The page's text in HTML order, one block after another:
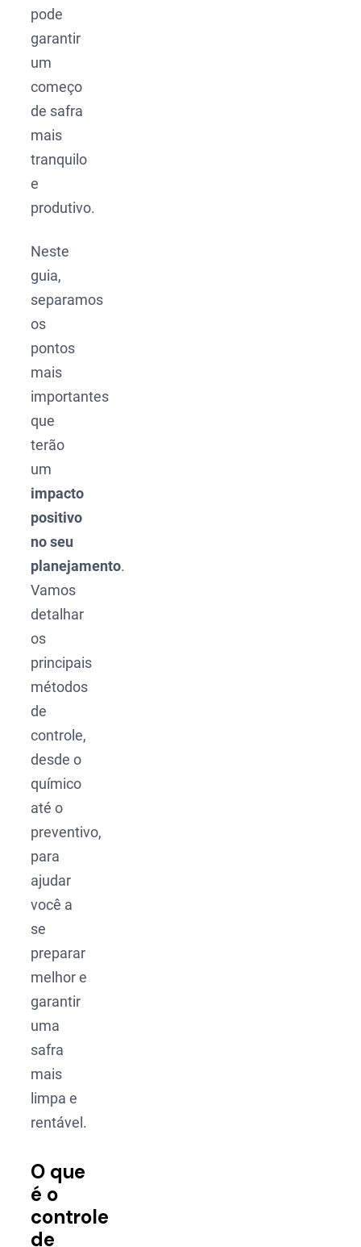
pode
garantir
um
começo
de safra
mais
tranquilo
e
produtivo.
Neste
guia,
separamos
os
pontos
mais
importantes
que
terão
um
impacto
positivo
no seu
planejamento.
Vamos
detalhar
os
principais
métodos
de
controle,
desde o
químico
até o
preventivo,
para
ajudar
você a
se
preparar
melhor e
garantir
uma
safra
mais
limpa e
rentável.
O que
é o
controle
de